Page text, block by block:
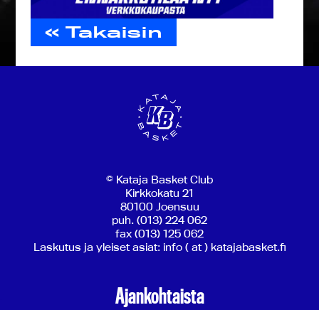
« Takaisin
© Kataja Basket Club
Kirkkokatu 21
80100 Joensuu
puh. (013) 224 062
fax (013) 125 062
Laskutus ja yleiset asiat: info ( at ) katajabasket.fi
Ajankohtaista